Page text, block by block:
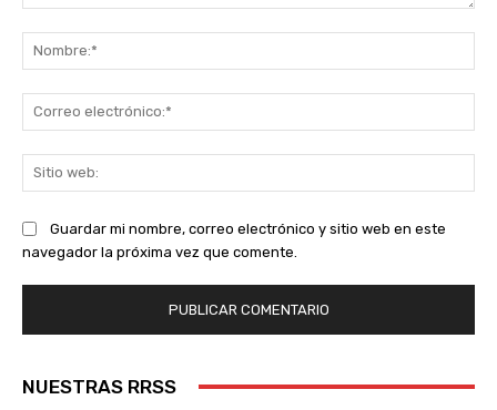
Guardar mi nombre, correo electrónico y sitio web en este
navegador la próxima vez que comente.
NUESTRAS RRSS